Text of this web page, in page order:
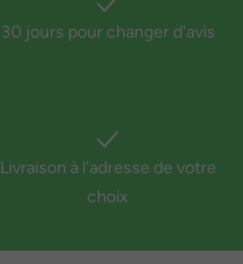
30 jours pour changer d'avis
Livraison à l'adresse de votre
choix